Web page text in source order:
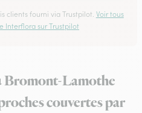
clients fourni via Trustpilot. Voir tous
Interflora sur Trustpilot
Bromont-Lamothe
couvertes par